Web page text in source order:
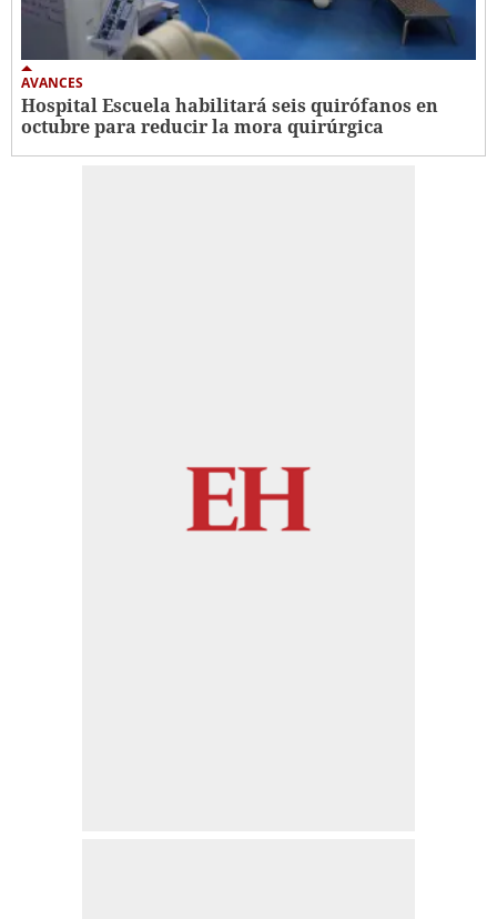
AVANCES
Hospital Escuela habilitará seis quirófanos en
octubre para reducir la mora quirúrgica